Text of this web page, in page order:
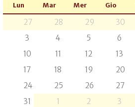
Lun Mar Mer Gio
27 28 29 30
3
4 5 6
10
11 12 13
17
18 19 20
24
25 26 27
31
1 2 3